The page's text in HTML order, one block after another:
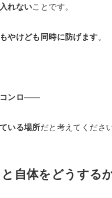
れないことです。
やけども同時に防げます。
ンロ——
いる場所だと考えてくださ
自体をどうする